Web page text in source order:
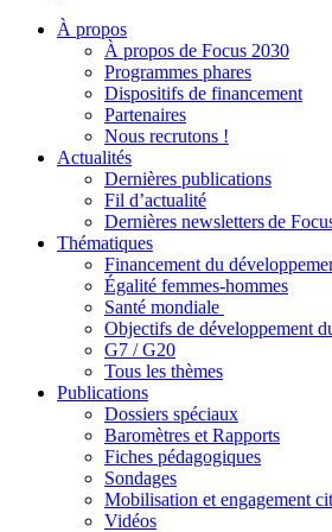
À propos
À propos de Focus 2030
Programmes phares
Dispositifs de financement
Partenaires
Nous recrutons !
Actualités
Dernières publications
Fil d’actualité
Dernières newsletters de
Thématiques
Financement du
Égalité femmes-hommes
Santé mondiale
Objectifs de développement
G7 / G20
Tous les thèmes
Publications
Dossiers spéciaux
Baromètres et Rapports
Fiches pédagogiques
Sondages
Mobilisation et engagement
Vidéos